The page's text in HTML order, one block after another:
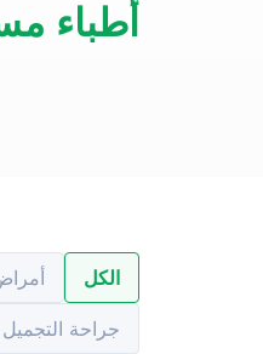
أطباء
الكل
جراحة التجميل